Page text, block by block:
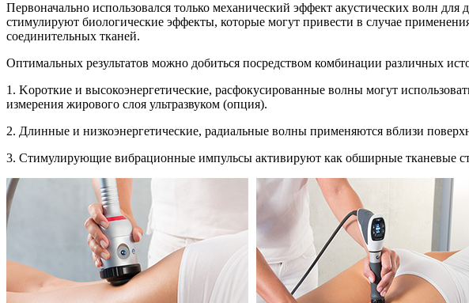
Первоначально использовался только механический эффект акустических волн
стимулируют биологические эффекты, которые могут привести в случае
соединительных тканей.
Оптимальных результатов можно добиться посредством комбинации различных
1. Kороткие и высокоэнергетические, расфокусированные волны могут
измерения жирового слоя ультразвуком (опция).
2. Длинные и низкоэнергетические, радиальные волны применяются вблизи
3. Стимулирующие вибрационные импульсы aктивируют как обширные тканевые